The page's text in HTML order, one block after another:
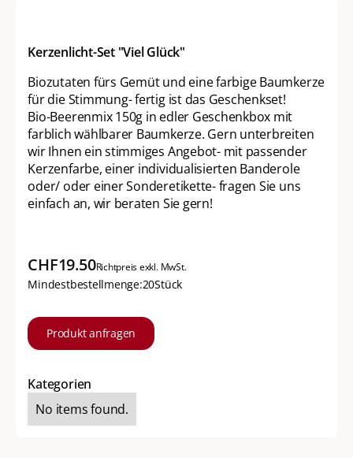
Kerzenlicht-Set "Viel Glück"
Biozutaten fürs Gemüt und eine farbige Baumkerze
für die Stimmung- fertig ist das Geschenkset!
Bio-Beerenmix 150g in edler Geschenkbox mit
farblich wählbarer Baumkerze. Gern unterbreiten
wir Ihnen ein stimmiges Angebot- mit passender
Kerzenfarbe, einer individualisierten Banderole
oder/ oder einer Sonderetikette- fragen Sie uns
einfach an, wir beraten Sie gern!
CHF19.50Richtpreis exkl. MwSt.
Mindestbestellmenge:20Stück
Produkt anfragen
Kategorien
No items found.